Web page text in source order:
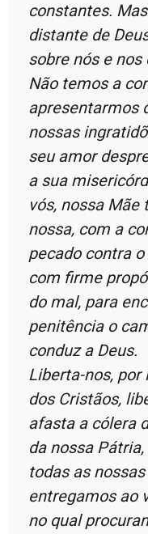
constantes.
distante de
sobre nós e nos
Não temos a
apresentarmos
nossas
seu amor
a sua
vós, nossa Mãe
nossa, com a
pecado contra
com firme
do mal, para
penitência o
conduz a Deus.
Liberta-nos, por
dos Cristãos,
afasta a cólera
da nossa
todas as
entregamos ao
no qual